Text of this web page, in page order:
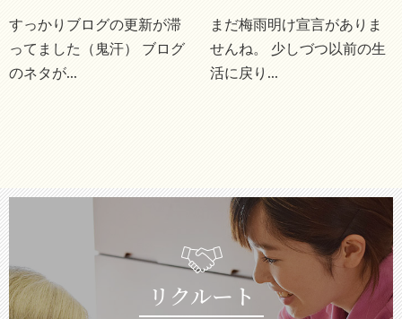
すっかりブログの更新が滞
ってました（鬼汗） ブログ
のネタが...
まだ梅雨明け宣言がありま
せんね。 少しづつ以前の生
活に戻り...
リクルート